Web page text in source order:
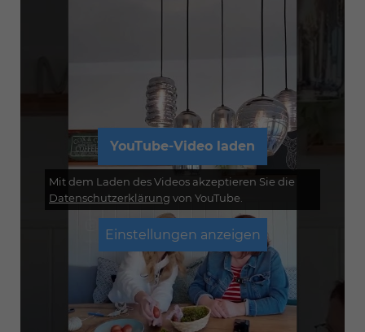
YouTube-Video laden
Mit dem Laden des Videos akzeptieren Sie die
Datenschutzerklärung von YouTube.
Einstellungen anzeigen